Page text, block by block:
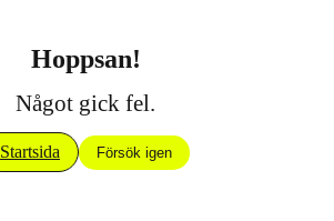
Hoppsan!
Något gick fel.
Startsida Försök igen